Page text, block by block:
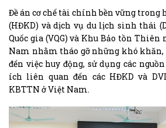
Đề án cơ chế tài chính bền vững trong
(HĐKD) và dịch vụ du lịch sinh thái
Quốc gia (VQG) và Khu Bảo tồn
Nam nhằm tháo gỡ những khó
đến việc huy động, sử dụng các
ích liên quan đến các HĐKD và
KBTTN ở Việt Nam.